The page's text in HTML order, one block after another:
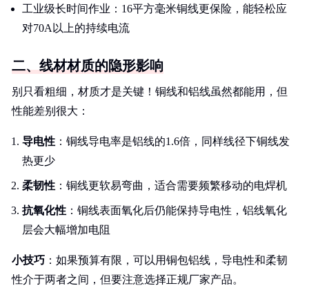
工业级长时间作业：16平方毫米铜线更保险，能轻松应
对70A以上的持续电流
二、线材材质的隐形影响
别只看粗细，材质才是关键！铜线和铝线虽然都能用，但
性能差别很大：
导电性 ：铜线导电率是铝线的1.6倍，同样线径下铜线发
热更少
柔韧性 ：铜线更软易弯曲，适合需要频繁移动的电焊机
抗氧化性 ：铜线表面氧化后仍能保持导电性，铝线氧化
层会大幅增加电阻
小技巧 ：如果预算有限，可以用铜包铝线，导电性和柔韧
性介于两者之间，但要注意选择正规厂家产品。